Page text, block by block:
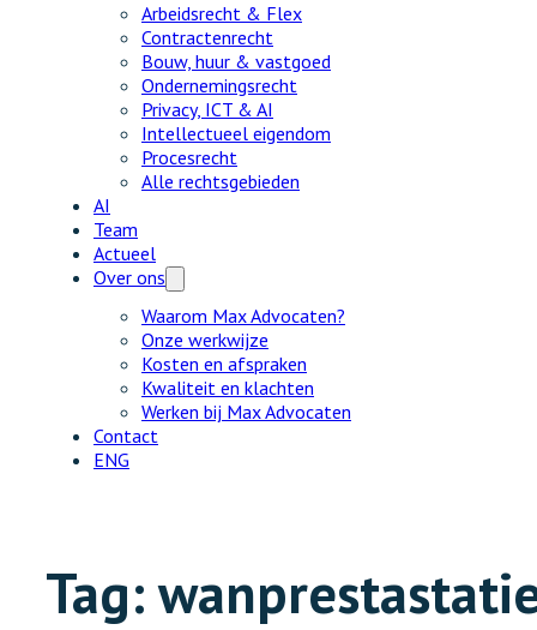
Arbeidsrecht & Flex
Contractenrecht
Bouw, huur & vastgoed
Ondernemingsrecht
Privacy, ICT & AI
Intellectueel eigendom
Procesrecht
Alle rechtsgebieden
AI
Team
Actueel
Over ons
Waarom Max Advocaten?
Onze werkwijze
Kosten en afspraken
Kwaliteit en klachten
Werken bij Max Advocaten
Contact
ENG
Tag: